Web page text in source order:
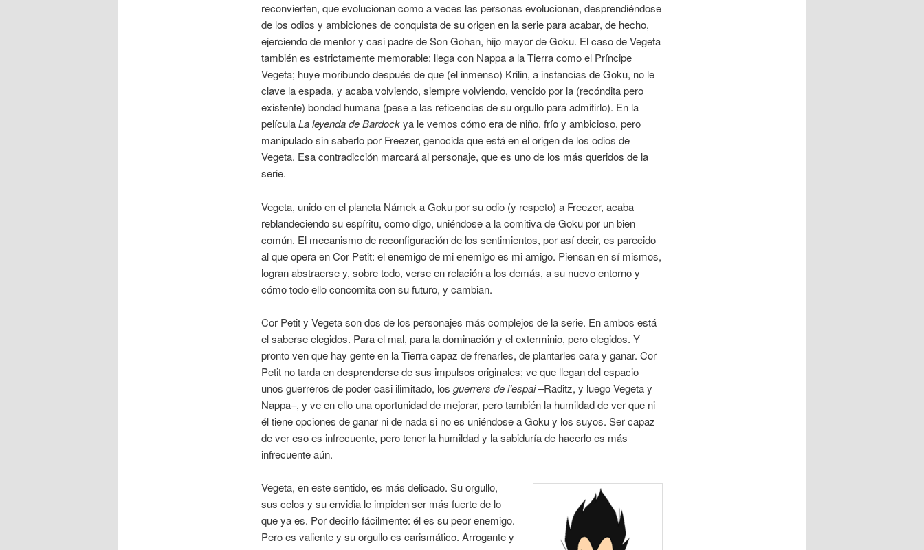
reconvierten, que evolucionan como a veces las personas evolucionan, desprendiéndose
de los odios y ambiciones de conquista de su origen en la serie para acabar, de hecho,
ejerciendo de mentor y casi padre de Son Gohan, hijo mayor de Goku. El caso de Vegeta
también es estrictamente memorable: llega con Nappa a la Tierra como el Príncipe
Vegeta; huye moribundo después de que (el inmenso) Krilin, a instancias de Goku, no le
clave la espada, y acaba volviendo, siempre volviendo, vencido por la (recóndita pero
existente) bondad humana (pese a las reticencias de su orgullo para admitirlo). En la
películaLa leyenda de Bardockya le vemos cómo era de niño, frío y ambicioso, pero
manipulado sin saberlo por Freezer, genocida que está en el origen de los odios de
Vegeta. Esa contradicción marcará al personaje, que es uno de los más queridos de la
serie.
Vegeta, unido en el planeta Námek a Goku por su odio (y respeto) a Freezer, acaba
reblandeciendo su espíritu, como digo, uniéndose a la comitiva de Goku por un bien
común. El mecanismo de reconfiguración de los sentimientos, por así decir, es parecido
al que opera en Cor Petit: el enemigo de mi enemigo es mi amigo. Piensan en sí mismos,
logran abstraerse y, sobre todo, verse en relación a los demás, a su nuevo entorno y
cómo todo ello concomita con su futuro, y cambian.
Cor Petit y Vegeta son dos de los personajes más complejos de la serie. En ambos está
el saberse elegidos. Para el mal, para la dominación y el exterminio, pero elegidos. Y
pronto ven que hay gente en la Tierra capaz de frenarles, de plantarles cara y ganar. Cor
Petit no tarda en desprenderse de sus impulsos originales; ve que llegan del espacio
unos guerreros de poder casi ilimitado, los guerrers de l’espai–Raditz, y luego Vegeta y
Nappa–, y ve en ello una oportunidad de mejorar, pero también la humildad de ver que ni
él tiene opciones de ganar ni de nada si no es uniéndose a Goku y los suyos. Ser capaz
de ver eso es infrecuente, pero tener la humildad y la sabiduría de hacerlo es más
infrecuente aún.
Vegeta, en este sentido, es más delicado. Su orgullo,
sus celos y su envidia le impiden ser más fuerte de lo
que ya es. Por decirlo fácilmente: él es su peor enemigo.
Pero es valiente y su orgullo es carismático. Arrogante y